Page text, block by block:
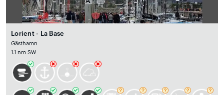
Lorient - La Base
Gästhamn
1.1 nm SW